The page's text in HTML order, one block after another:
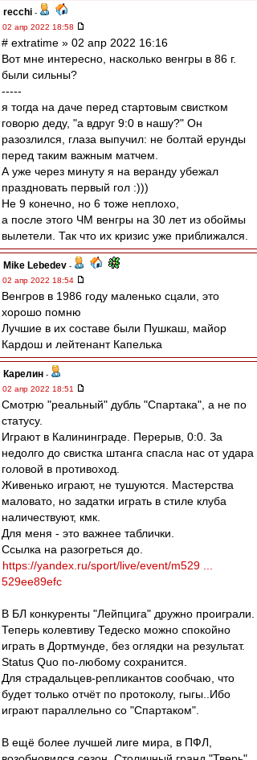
recchi -
02 апр 2022 18:58
# extratime » 02 апр 2022 16:16
Вот мне интересно, насколько венгры в 86 г.
были сильны?
-----
я тогда на даче перед стартовым свистком
говорю деду, "а вдруг 9:0 в нашу?" Он
разозлился, глаза выпучил: не болтай ерунды
перед таким важным матчем.
А уже через минуту я на веранду убежал
праздновать первый гол :)))
Не 9 конечно, но 6 тоже неплохо,
а после этого ЧМ венгры на 30 лет из обоймы
вылетели. Так что их кризис уже приближался.
Mike Lebedev -
02 апр 2022 18:54
Венгров в 1986 году маленько сцали, это
хорошо помню
Лучшие в их составе были Пушкаш, майор
Кардош и лейтенант Капелька
Карелин -
02 апр 2022 18:51
Смотрю "реальный" дубль "Спартака", а не по
статусу.
Играют в Калининграде. Перерыв, 0:0. За
недолго до свистка штанга спасла нас от удара
головой в противоход.
Живенько играют, не тушуются. Мастерства
маловато, но задатки играть в стиле клуба
наличествуют, кмк.
Для меня - это важнее таблички.
Ссылка на разогреться до.
https://yandex.ru/sport/live/event/m529 ...
529ee89efc
В БЛ конкуренты "Лейпцига" дружно проиграли.
Теперь колевтиву Тедеско можно спокойно
играть в Дортмунде, без оглядки на результат.
Status Quo по-любому сохранится.
Для страдальцев-репликантов сообчаю, что
будет только отчёт по протоколу, гыгы..Ибо
играют параллельно со "Спартаком".
В ещё более лучшей лиге мира, в ПФЛ,